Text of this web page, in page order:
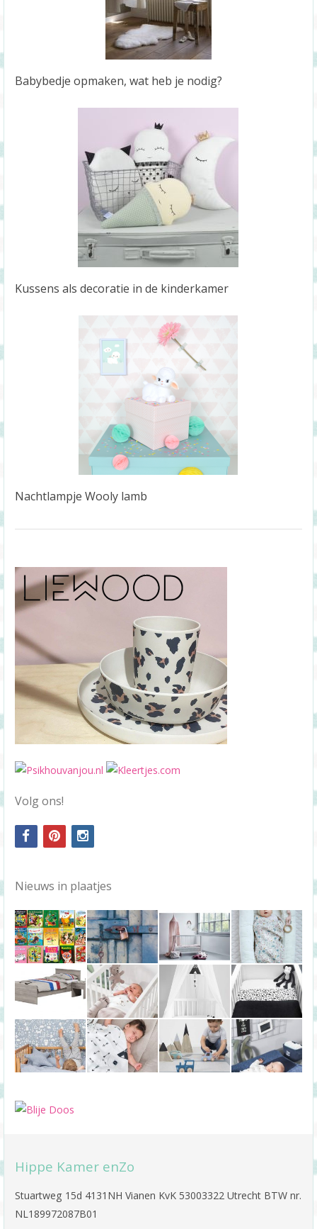
Babybedje opmaken, wat heb je nodig?
Kussens als decoratie in de kinderkamer
Nachtlampje Wooly lamb
Volg ons!
facebookpinterestinstagram
Nieuws in plaatjes
Hippe Kamer enZo
Stuartweg 15d 4131NH Vianen KvK 53003322 Utrecht BTW nr.
NL189972087B01